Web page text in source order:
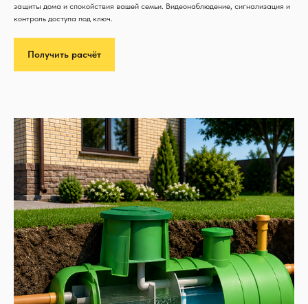
защиты дома и спокойствия вашей семьи. Видеонаблюдение, сигнализация и
контроль доступа под ключ.
Получить расчёт